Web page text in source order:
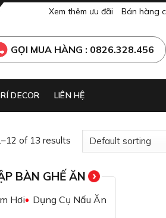
Xem thêm ưu đãi Bán hàng
GỌI MUA HÀNG : 0826.328.456
DECOR LIÊN HỆ
of 13 results
BÀN GHẾ ĂN
Hơi Dụng Cụ Nấu Ăn